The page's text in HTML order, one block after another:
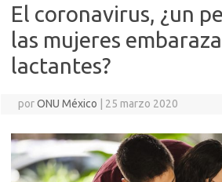
El coronavirus, ¿un
las mujeres
lactantes?
porONU México 25 marzo 2020